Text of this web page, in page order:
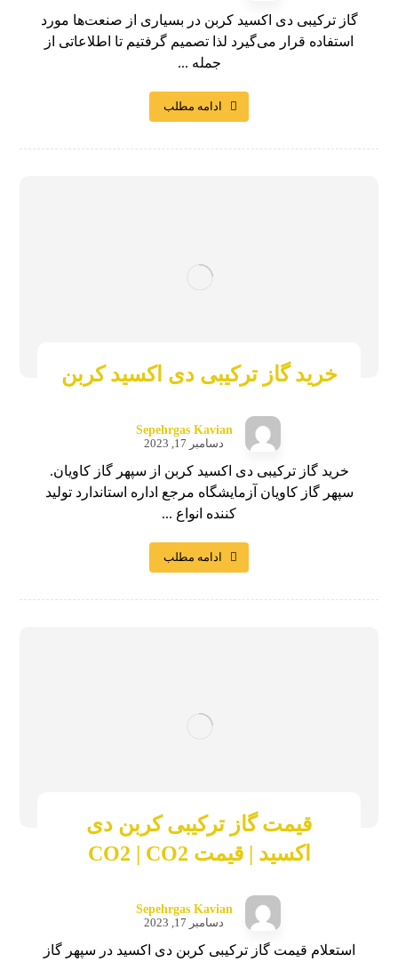
گاز ترکیبی دی اکسید کربن در بسیاری از صنعت‌ها مورد
استفاده قرار می‌گیرد لذا تصمیم گرفتیم تا اطلاعاتی از
جمله ...
ادامه مطلب
خرید گاز ترکیبی دی اکسید کربن
Sepehrgas Kavian
دسامبر 17, 2023
خرید گاز ترکیبی دی اکسید کربن از سپهر گاز کاویان.
سپهر گاز کاویان آزمایشگاه مرجع اداره استاندارد تولید
کننده انواع ...
ادامه مطلب
قیمت گاز ترکیبی کربن دی
اکسید | قیمت CO2 | CO2
Sepehrgas Kavian
دسامبر 17, 2023
استعلام قیمت گاز ترکیبی کربن دی اکسید در سپهر گاز